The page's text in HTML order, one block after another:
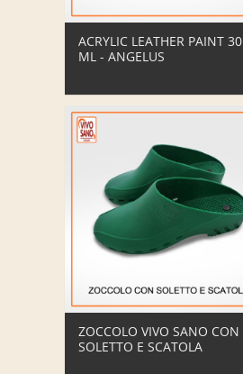
ACRYLIC LEATHER PAINT 30
ML - ANGELUS
ZOCCOLO VIVO SANO CON
SOLETTO E SCATOLA